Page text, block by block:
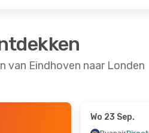
van Eindhoven naar Londen
Wo 23 Sep.